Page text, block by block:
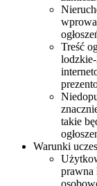
Treść
takie
Warunki
prawna